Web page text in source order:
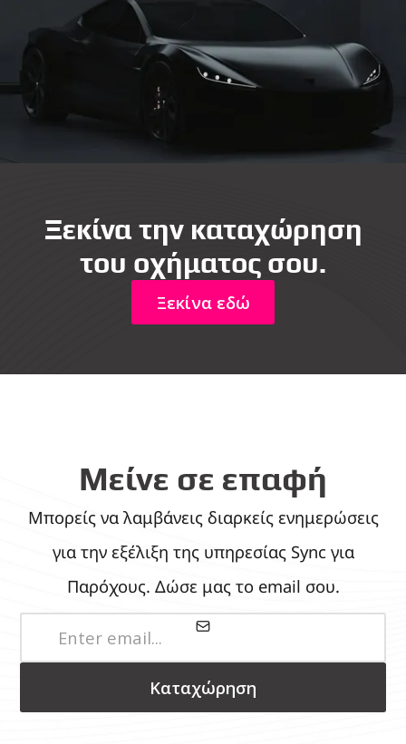
Ξεκίνα την καταχώρηση
του οχήματος σου.
Ξεκίνα εδώ
Μείνε σε επαφή
Μπορείς να λαμβάνεις διαρκείς ενημερώσεις
για την εξέλιξη της υπηρεσίας Sync για
Παρόχους. Δώσε μας το email σου.